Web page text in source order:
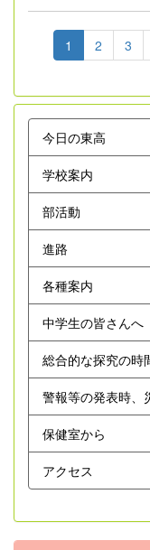
1 2 3
今日の東高
学校案内
部活動
進路
各種案内
中学生の皆さんへ
総合的な探究の時
警報等の発表時、
保健室から
アクセス